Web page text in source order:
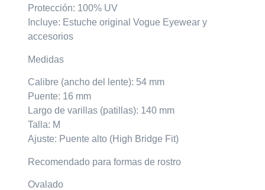
Protección: 100% UV
Incluye: Estuche original Vogue Eyewear y
accesorios
Medidas
Calibre (ancho del lente): 54 mm
Puente: 16 mm
Largo de varillas (patillas): 140 mm
Talla: M
Ajuste: Puente alto (High Bridge Fit)
Recomendado para formas de rostro
Ovalado